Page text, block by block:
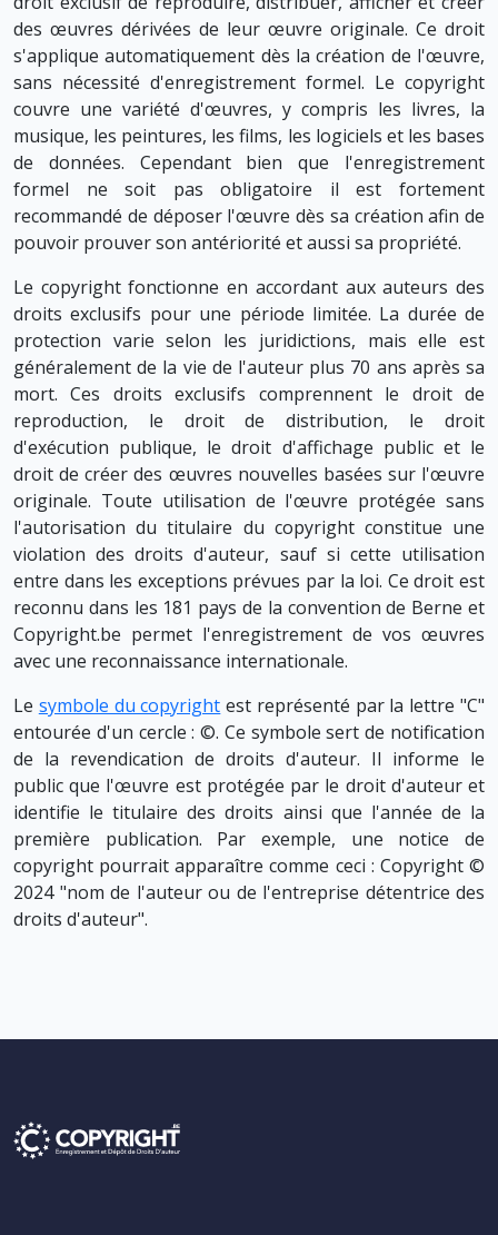
des œuvres dérivées de leur œuvre originale. Ce droit
s'applique automatiquement dès la création de l'œuvre,
sans nécessité d'enregistrement formel. Le copyright
couvre une variété d'œuvres, y compris les livres, la
musique, les peintures, les films, les logiciels et les bases
de données. Cependant bien que l'enregistrement
formel ne soit pas obligatoire il est fortement
recommandé de déposer l'œuvre dès sa création afin de
pouvoir prouver son antériorité et aussi sa propriété.
Le copyright fonctionne en accordant aux auteurs des
droits exclusifs pour une période limitée. La durée de
protection varie selon les juridictions, mais elle est
généralement de la vie de l'auteur plus 70 ans après sa
mort. Ces droits exclusifs comprennent le droit de
reproduction, le droit de distribution, le droit
d'exécution publique, le droit d'affichage public et le
droit de créer des œuvres nouvelles basées sur l'œuvre
originale. Toute utilisation de l'œuvre protégée sans
l'autorisation du titulaire du copyright constitue une
violation des droits d'auteur, sauf si cette utilisation
entre dans les exceptions prévues par la loi. Ce droit est
reconnu dans les 181 pays de la convention de Berne et
Copyright.be permet l'enregistrement de vos œuvres
avec une reconnaissance internationale.
Le symbole du copyright est représenté par la lettre "C"
entourée d'un cercle : ©. Ce symbole sert de notification
de la revendication de droits d'auteur. Il informe le
public que l'œuvre est protégée par le droit d'auteur et
identifie le titulaire des droits ainsi que l'année de la
première publication. Par exemple, une notice de
copyright pourrait apparaître comme ceci : Copyright ©
2024 "nom de l'auteur ou de l'entreprise détentrice des
droits d'auteur".